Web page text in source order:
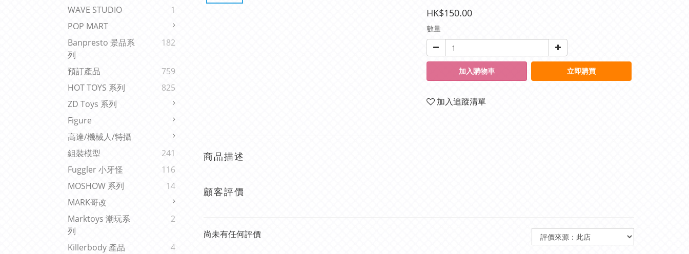
WAVE STUDIO
1
POP MART
Banpresto 景品系
列
182
預訂產品
759
HOT TOYS 系列
825
ZD Toys 系列
Figure
高達/機械人/特攝
組裝模型
241
Fuggler 小牙怪
116
MOSHOW 系列
14
MARK哥改
Marktoys 潮玩系
列
2
Killerbody 產品
4
HK$150.00
數量
加入購物車 立即購買
加入追蹤清單
商品描述
顧客評價
尚未有任何評價